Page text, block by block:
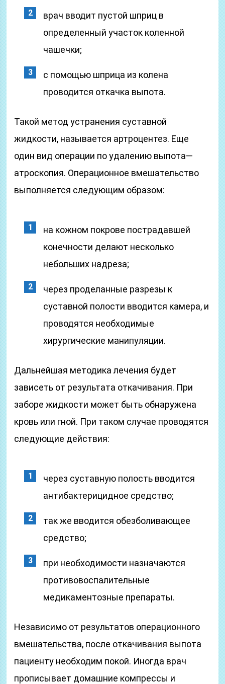
врач вводит пустой шприц в
определенный участок коленной
чашечки;
с помощью шприца из колена
проводится откачка выпота.
Такой метод устранения суставной
жидкости, называется артроцентез. Еще
один вид операции по удалению выпота—
атроскопия. Операционное вмешательство
выполняется следующим образом:
на кожном покрове пострадавшей
конечности делают несколько
небольших надреза;
через проделанные разрезы к
суставной полости вводится камера, и
проводятся необходимые
хирургические манипуляции.
Дальнейшая методика лечения будет
зависеть от результата откачивания. При
заборе жидкости может быть обнаружена
кровь или гной. При таком случае проводятся
следующие действия:
через суставную полость вводится
антибактерицидное средство;
так же вводится обезболивающее
средство;
при необходимости назначаются
противовоспалительные
медикаментозные препараты.
Независимо от результатов операционного
вмешательства, после откачивания выпота
пациенту необходим покой. Иногда врач
прописывает домашние компрессы и